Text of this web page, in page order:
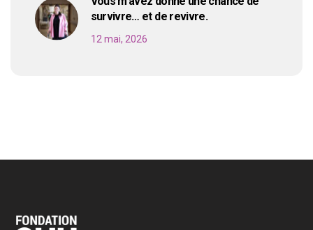
survivre… et de revivre.
12 mai, 2026